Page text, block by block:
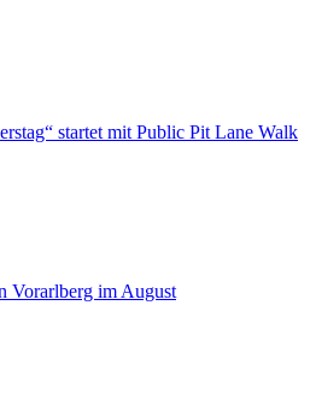
startet mit Public Pit Lane Walk
Vorarlberg im August